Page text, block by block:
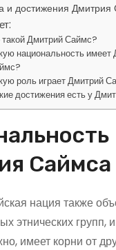
и достижения
такой Дмитрий Саймс?
национальность имеет
роль играет Дмитрий
достижения есть у
Саймса
нация также
этнических групп,
имеет корни от